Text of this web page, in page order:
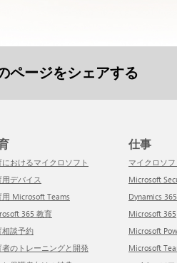
ページをシェアする
育
におけるマイクロソフト
用デバイス
用 Microsoft Teams
365 教育
相談予約
者のトレーニングと開発
仕事
マイクロソ
Microsoft
Dynamics 365
Microsoft 365
Microsoft
Microsoft